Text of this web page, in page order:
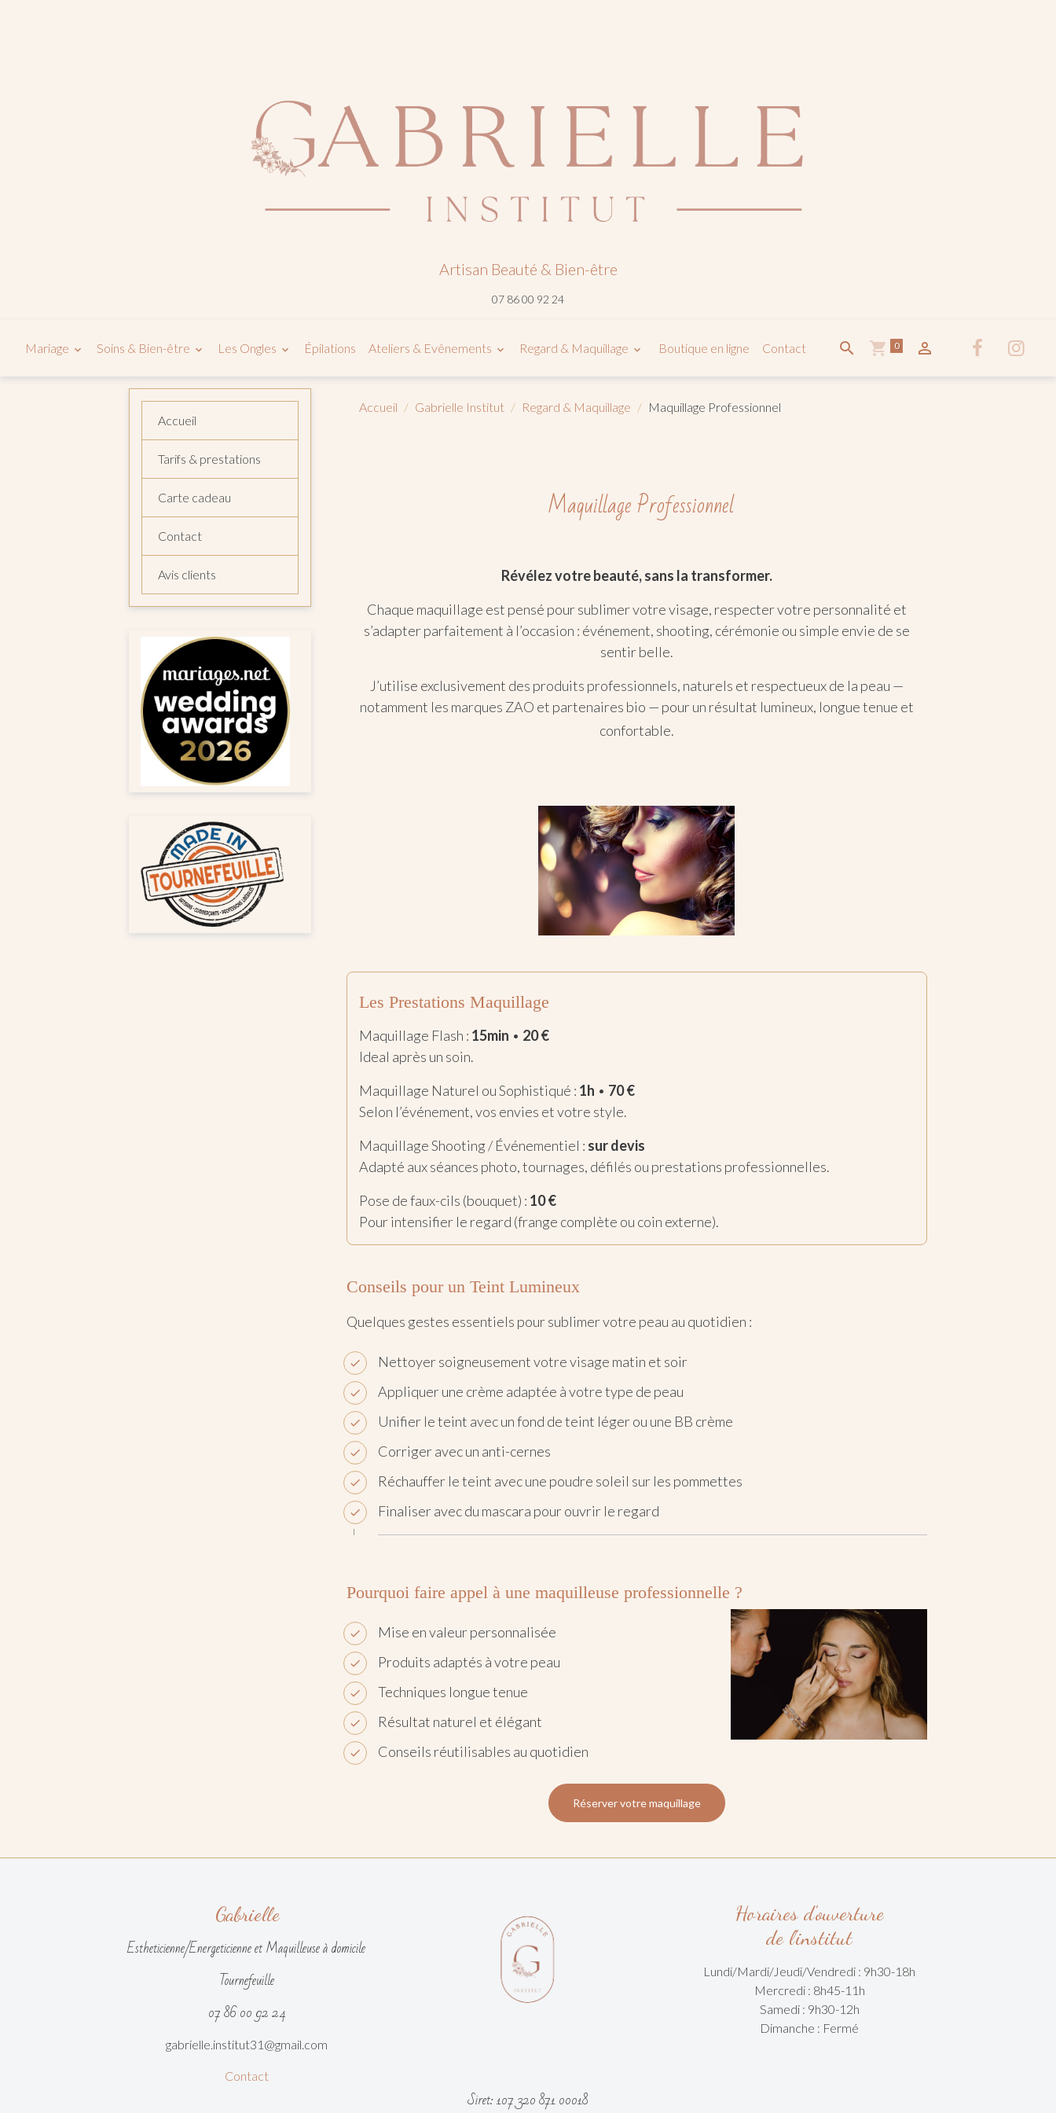
Artisan Beauté & Bien-être
07 86 00 92 24
Mariage Soins & Bien-être Les Ongles Épilations Ateliers & Evênements Regard & Maquillage Boutique en ligne Contact 0
Accueil Gabrielle Institut Regard & Maquillage Maquillage Professionnel
Maquillage Professionnel
Révélez votre beauté, sans la transformer.
Chaque maquillage est pensé pour sublimer votre visage, respecter votre personnalité et
s’adapter parfaitement à l’occasion : événement, shooting, cérémonie ou simple envie de se
sentir belle.
J’utilise exclusivement des produits professionnels, naturels et respectueux de la peau —
notamment les marques ZAO et partenaires bio — pour un résultat lumineux, longue tenue et
confortable.
Les Prestations Maquillage
Maquillage Flash : 15min • 20 €
Ideal après un soin.
Maquillage Naturel ou Sophistiqué : 1h • 70 €
Selon l’événement, vos envies et votre style.
Maquillage Shooting / Événementiel : sur devis
Adapté aux séances photo, tournages, défilés ou prestations professionnelles.
Pose de faux-cils (bouquet) : 10 €
Pour intensifier le regard (frange complète ou coin externe).
Conseils pour un Teint Lumineux
Quelques gestes essentiels pour sublimer votre peau au quotidien :
Nettoyer soigneusement votre visage matin et soir
Appliquer une crème adaptée à votre type de peau
Unifier le teint avec un fond de teint léger ou une BB crème
Corriger avec un anti-cernes
Réchauffer le teint avec une poudre soleil sur les pommettes
Finaliser avec du mascara pour ouvrir le regard
Pourquoi faire appel à une maquilleuse professionnelle ?
Mise en valeur personnalisée
Produits adaptés à votre peau
Techniques longue tenue
Résultat naturel et élégant
Conseils réutilisables au quotidien
Réserver votre maquillage
Accueil
Tarifs & prestations
Carte cadeau
Contact
Avis clients
Gabrielle
Estheticienne/Energeticienne et Maquilleuse à domicile
Tournefeuille
07 86 00 92 24
gabrielle.institut31@gmail.com
Contact
Siret: 107 320 871 00018
Horaires d'ouverture
de l'institut
Lundi/Mardi/Jeudi/Vendredi : 9h30-18h
Mercredi : 8h45-11h
Samedi : 9h30-12h
Dimanche : Fermé